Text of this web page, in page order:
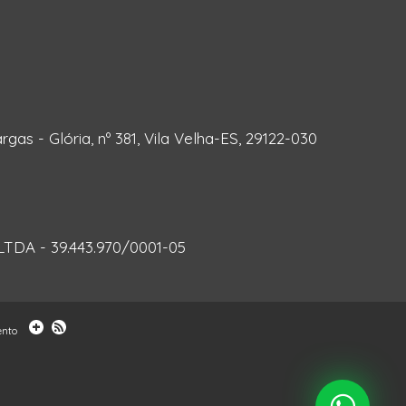
- Glória, nº 381, Vila Velha-ES, 29122-030
- 39.443.970/0001-05